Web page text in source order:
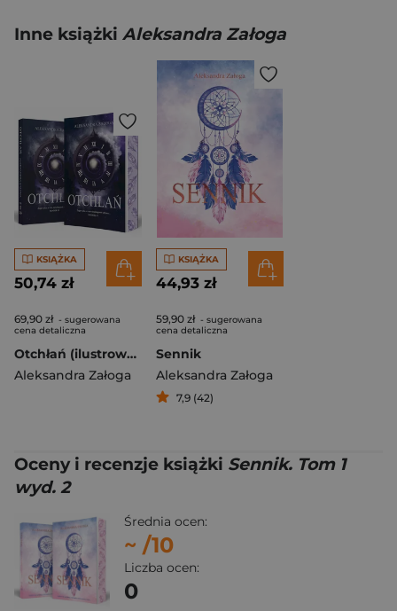
Inne książki Aleksandra Załoga
KSIĄŻKA
50,74 zł
69,90 zł - sugerowana
cena detaliczna
Otchłań (ilustrowane brzegi)
Aleksandra Załoga
KSIĄŻKA
44,93 zł
59,90 zł - sugerowana
cena detaliczna
Sennik
Aleksandra Załoga
7,9 (42)
Oceny i recenzje książki Sennik. Tom 1
wyd. 2
Średnia ocen:
~ /10
Liczba ocen:
0